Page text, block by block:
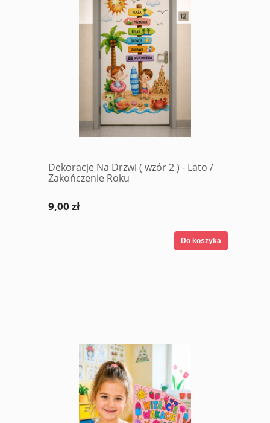
Dekoracje Na Drzwi ( wzór 2 ) - Lato /
Zakończenie Roku
9,00 zł
Do koszyka